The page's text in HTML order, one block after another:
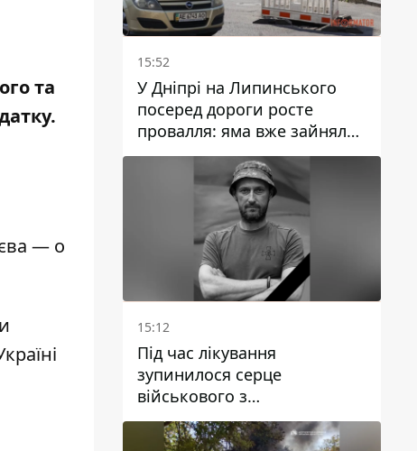
та
— о
15:52
У Дніпрі на Липинського
посеред дороги росте
провалля: яма вже зайняла
смугу руху
15:12
Під час лікування
зупинилося серце
військового з
Дніпропетровської області
Ростислава Лупашка